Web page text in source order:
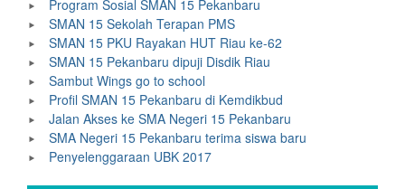
Program Sosial SMAN 15 Pekanbaru
SMAN 15 Sekolah Terapan PMS
SMAN 15 PKU Rayakan HUT Riau ke-62
SMAN 15 Pekanbaru dipuji Disdik Riau
Sambut Wings go to school
Profil SMAN 15 Pekanbaru di Kemdikbud
Jalan Akses ke SMA Negeri 15 Pekanbaru
SMA Negeri 15 Pekanbaru terima siswa baru
Penyelenggaraan UBK 2017